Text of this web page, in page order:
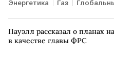
Энергетика Газ
Газпром МОЛДАВИЯ
Пауэлл рассказал о планах
в качестве главы ФРС